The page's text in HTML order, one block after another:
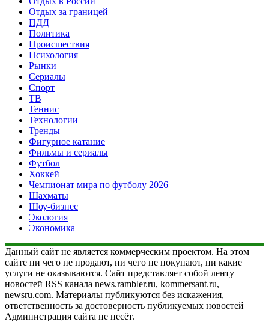
Отдых за границей
ПДД
Политика
Происшествия
Психология
Рынки
Сериалы
Спорт
ТВ
Теннис
Технологии
Тренды
Фигурное катание
Фильмы и сериалы
Футбол
Хоккей
Чемпионат мира по футболу 2026
Шахматы
Шоу-бизнес
Экология
Экономика
Данный сайт не является коммерческим проектом. На этом
сайте ни чего не продают, ни чего не покупают, ни какие
услуги не оказываются. Сайт представляет собой ленту
новостей RSS канала news.rambler.ru, kommersant.ru,
newsru.com. Материалы публикуются без искажения,
ответственность за достоверность публикуемых новостей
Администрация сайта не несёт.